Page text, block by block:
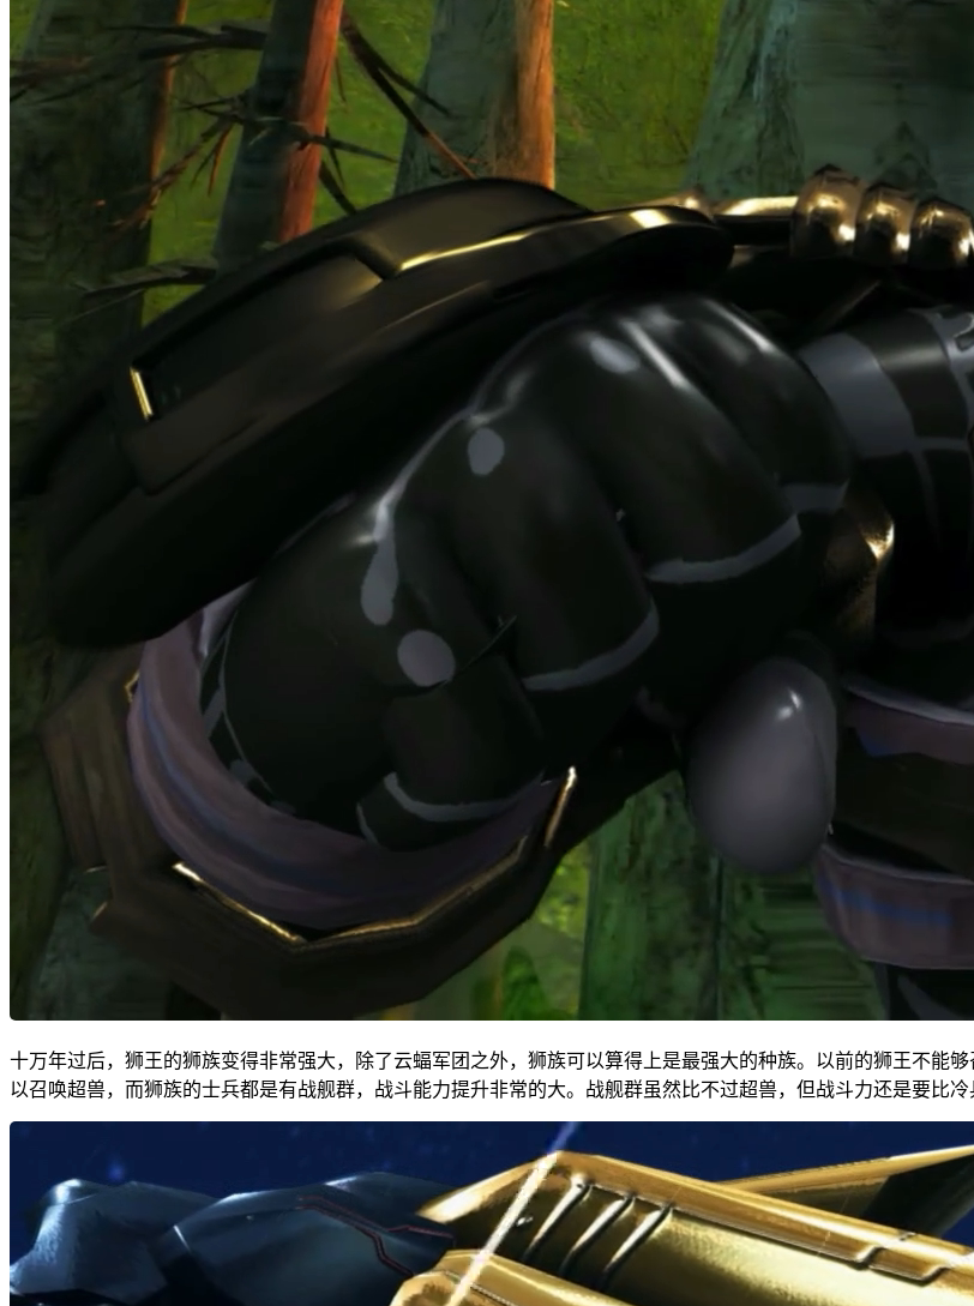
十万年过后，狮王的狮族变得非常强大，除了云蝠军团之外，狮族可以算得上是最强大的种族。以前的狮王不能
以召唤超兽，而狮族的士兵都是有战舰群，战斗能力提升非常的大。战舰群虽然比不过超兽，但战斗力还是要比冷